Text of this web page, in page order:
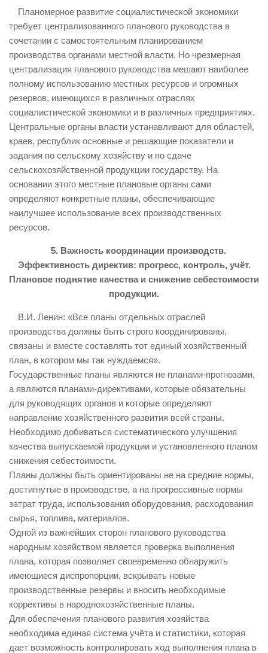
Планомерное развитие социалистической экономики
требует централизованного планового руководства в
сочетании с самостоятельным планированием
производства органами местной власти. Но чрезмерная
централизация планового руководства мешают наиболее
полному использованию местных ресурсов и огромных
резервов, имеющихся в различных отраслях
социалистической экономики и в различных предприятиях.
Центральные органы власти устанавливают для областей,
краев, республик основные и решающие показатели и
задания по сельскому хозяйству и по сдаче
сельскохозяйственной продукции государству. На
основании этого местные плановые органы сами
определяют конкретные планы, обеспечивающие
наилучшее использование всех производственных
ресурсов.
5. Важность координации производств.
Эффективность директив: прогресс, контроль, учёт.
Плановое поднятие качества и снижение себестоимости
продукции.
В.И. Ленин: «Все планы отдельных отраслей
производства должны быть строго координированы,
связаны и вместе составлять тот единый хозяйственный
план, в котором мы так нуждаемся».
Государственные планы являются не планами-прогнозами,
а являются планами-директивами, которые обязательны
для руководящих органов и которые определяют
направление хозяйственного развития всей страны.
Необходимо добиваться систематического улучшения
качества выпускаемой продукции и установленного планом
снижения себестоимости.
Планы должны быть ориентированы не на средние нормы,
достигнутые в производстве, а на прогрессивные нормы
затрат труда, использования оборудования, расходования
сырья, топлива, материалов.
Одной из важнейших сторон планового руководства
народным хозяйством является проверка выполнения
плана, которая позволяет своевременно обнаружить
имеющиеся диспропорции, вскрывать новые
производственные резервы и вносить необходимые
коррективы в народнохозяйственные планы.
Для обеспечения планового развития хозяйства
необходима единая система учёта и статистики, которая
дает возможность контролировать ход выполнения плана в